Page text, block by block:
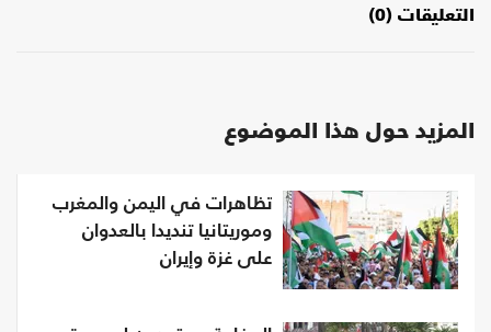
التعليقات (0)
المزيد حول هذا الموضوع
تظاهرات في اليمن والمغرب
وموريتانيا تنديدا بالعدوان
على غزة وإيران